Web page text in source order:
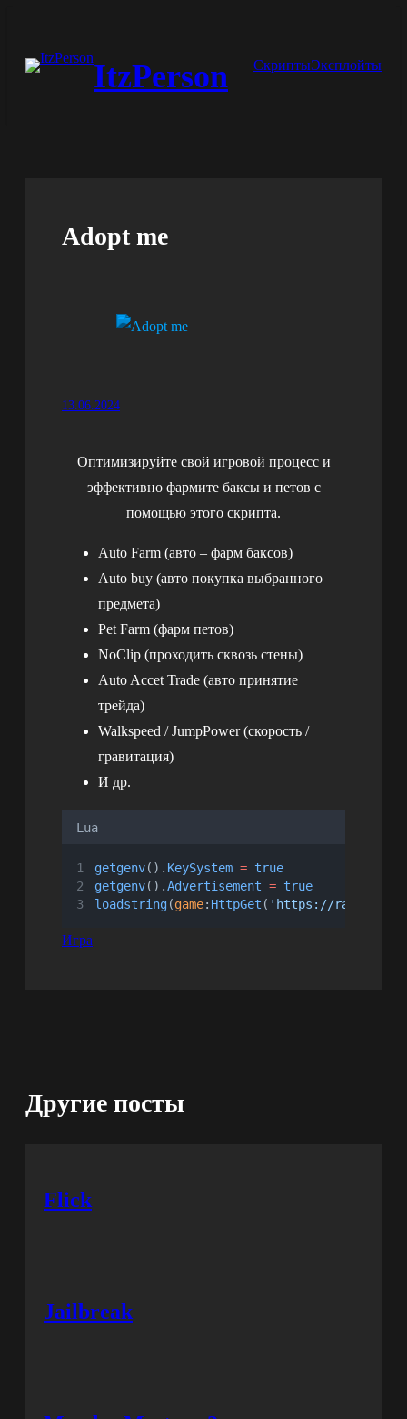
содержимомуItzPerson СкриптыЭксплойты
Adopt me
13.06.2024
Оптимизируйте свой игровой процесс и
эффективно фармите баксы и петов с
помощью этого скрипта.
Auto Farm (авто – фарм баксов)
Auto buy (авто покупка выбранного
предмета)
Pet Farm (фарм петов)
NoClip (проходить сквозь стены)
Auto Accet Trade (авто принятие
трейда)
Walkspeed / JumpPower (скорость /
гравитация)
И др.
Lua
getgenv(). KeySystem = true
getgenv().Advertisement = true
loadstring(game: HttpGet ( 'https://
Игра
Другие посты
Flick
Jailbreak